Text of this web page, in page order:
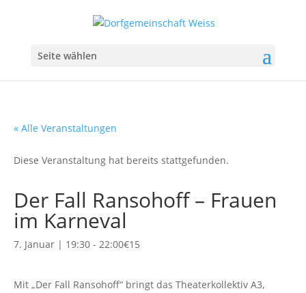
Seite wählen
« Alle Veranstaltungen
Diese Veranstaltung hat bereits stattgefunden.
Der Fall Ransohoff – Frauen
im Karneval
7. Januar | 19:30 - 22:00€15
Mit „Der Fall Ransohoff“ bringt das Theaterkollektiv A3,